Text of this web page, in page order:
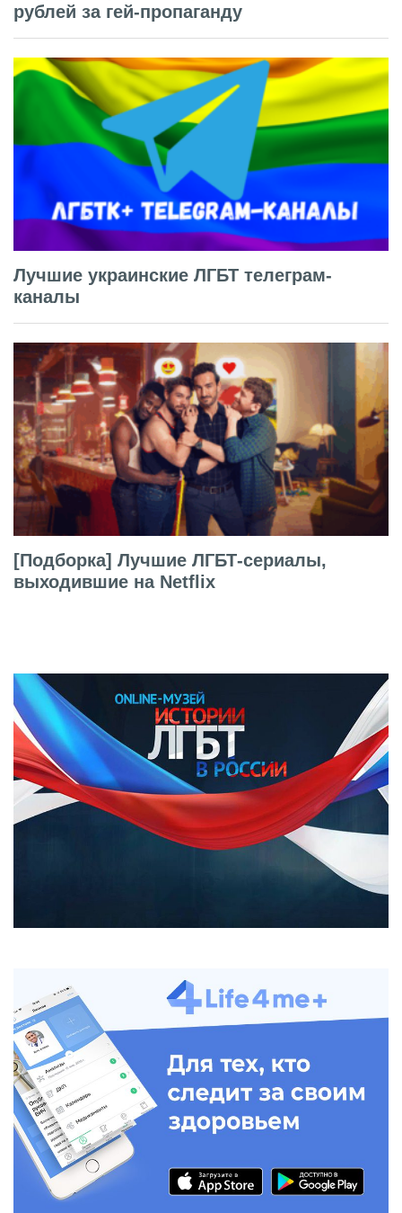
рублей за гей-пропаганду
Лучшие украинские ЛГБТ телеграм-
каналы
[Подборка] Лучшие ЛГБТ-сериалы,
выходившие на Netflix